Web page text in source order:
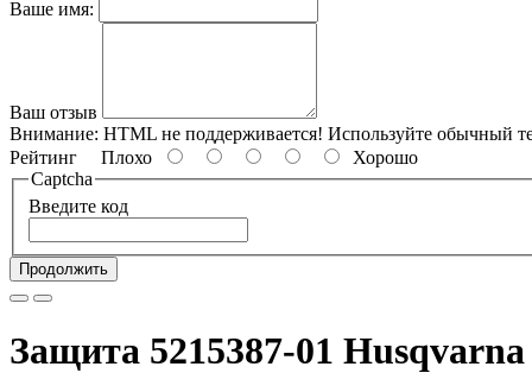
Ваше имя:
Ваш отзыв
Внимание: HTML не поддерживается! Используйте обычный
Рейтинг Плохо
Хорошо
Captcha
Введите код
Продолжить
Защита 5215387-01 Husqvarna